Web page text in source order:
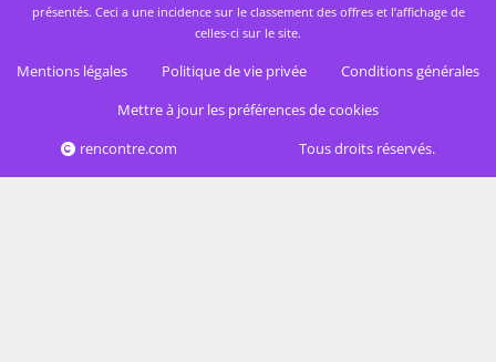
présentés. Ceci a une incidence sur le classement des offres et l’affichage de
celles-ci sur le site.
Mentions légales Politique de vie privée
Conditions générales
Mettre à jour les préférences de cookies
rencontre.com
Tous droits réservés.